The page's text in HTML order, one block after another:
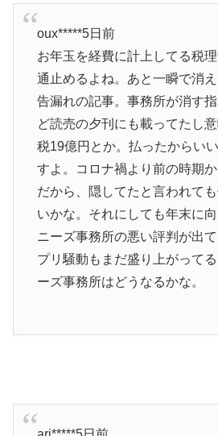
oux*****5日前
お年玉を経費に計上してる税
通止めるよね。あと一瞬で消
告漏れの記事。事務所が消す
ど読売の夕刊にも載ってたし
税19億円とか。払ったからい
すよ。コロナ禍より前の時期
だから、隠してたと言われて
いかな。それにしても年末に
ニーズ事務所の悪い評判が出
プリ騒動もまだ盛り上がって
ーズ事務所はどうなるかな。